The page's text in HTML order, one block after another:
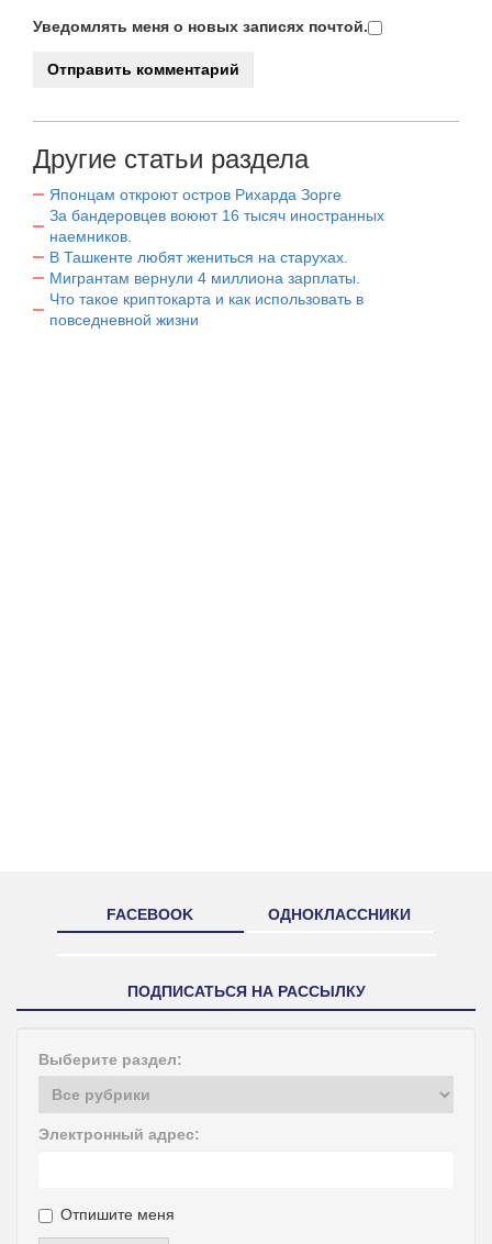
Уведомлять меня о новых записях почтой.
Другие статьи раздела
Японцам откроют остров Рихарда Зорге
За бандеровцев воюют 16 тысяч иностранных
наемников.
В Ташкенте любят жениться на старухах.
Мигрантам вернули 4 миллиона зарплаты.
Что такое криптокарта и как использовать в
повседневной жизни
FACEBOOK ОДНОКЛАССНИКИ
ПОДПИСАТЬСЯ НА РАССЫЛКУ
Выберите раздел:
Электронный адрес:
Отпишите меня